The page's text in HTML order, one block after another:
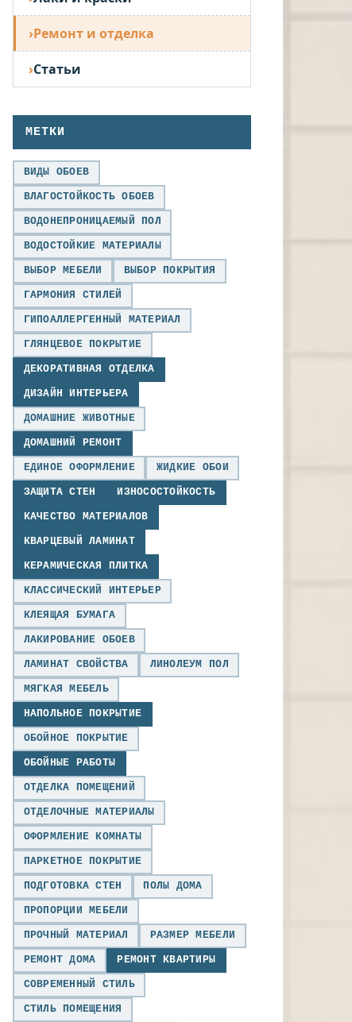
Ремонт и отделка
Статьи
МЕТКИ
ВИДЫ ОБОЕВ
ВЛАГОСТОЙКОСТЬ ОБОЕВ
ВОДОНЕПРОНИЦАЕМЫЙ ПОЛ
ВОДОСТОЙКИЕ МАТЕРИАЛЫ
ВЫБОР МЕБЕЛИ ВЫБОР ПОКРЫТИЯ
ГАРМОНИЯ СТИЛЕЙ
ГИПОАЛЛЕРГЕННЫЙ МАТЕРИАЛ
ГЛЯНЦЕВОЕ ПОКРЫТИЕ
ДЕКОРАТИВНАЯ ОТДЕЛКА
ДИЗАЙН ИНТЕРЬЕРА
ДОМАШНИЕ ЖИВОТНЫЕ
ДОМАШНИЙ РЕМОНТ
ЕДИНОЕ ОФОРМЛЕНИЕ ЖИДКИЕ ОБОИ
ЗАЩИТА СТЕН ИЗНОСОСТОЙКОСТЬ
КАЧЕСТВО МАТЕРИАЛОВ
КВАРЦЕВЫЙ ЛАМИНАТ
КЕРАМИЧЕСКАЯ ПЛИТКА
КЛАССИЧЕСКИЙ ИНТЕРЬЕР
КЛЕЯЩАЯ БУМАГА
ЛАКИРОВАНИЕ ОБОЕВ
ЛАМИНАТ СВОЙСТВА ЛИНОЛЕУМ ПОЛ
МЯГКАЯ МЕБЕЛЬ
НАПОЛЬНОЕ ПОКРЫТИЕ
ОБОЙНОЕ ПОКРЫТИЕ
ОБОЙНЫЕ РАБОТЫ
ОТДЕЛКА ПОМЕЩЕНИЙ
ОТДЕЛОЧНЫЕ МАТЕРИАЛЫ
ОФОРМЛЕНИЕ КОМНАТЫ
ПАРКЕТНОЕ ПОКРЫТИЕ
ПОДГОТОВКА СТЕН ПОЛЫ ДОМА
ПРОПОРЦИИ МЕБЕЛИ
ПРОЧНЫЙ МАТЕРИАЛ РАЗМЕР МЕБЕЛИ
РЕМОНТ ДОМА РЕМОНТ КВАРТИРЫ
СОВРЕМЕННЫЙ СТИЛЬ
СТИЛЬ ПОМЕЩЕНИЯ